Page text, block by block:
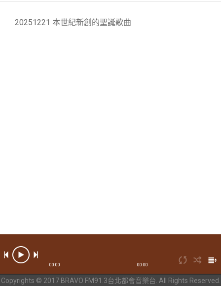
00:00 00:00
Copyrights © 2017 BRAVO FM91.3台北都會音樂台. All Rights Reserved.
20251221 本世紀新創的聖誕歌曲